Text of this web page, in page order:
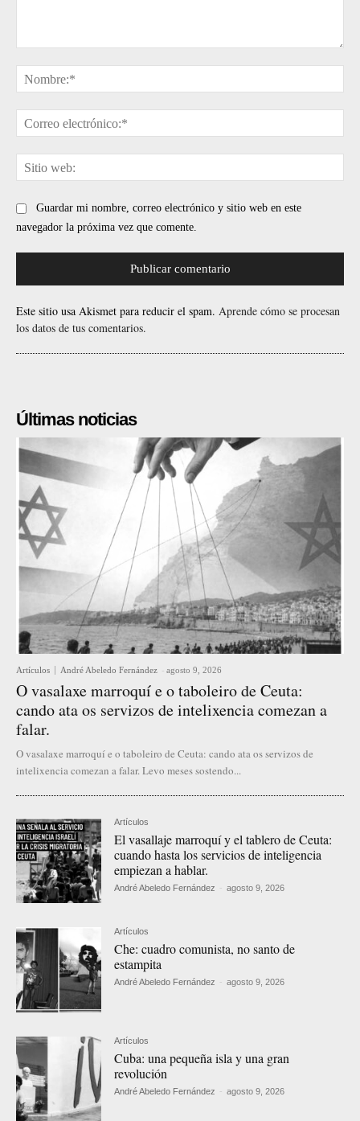
Guardar mi nombre, correo electrónico y sitio web en este
navegador la próxima vez que comente.
Este sitio usa Akismet para reducir el spam. Aprende cómo se procesan
los datos de tus comentarios.
Últimas noticias
Artículos André Abeledo Fernández - agosto 9, 2026
O vasalaxe marroquí e o taboleiro de Ceuta:
cando ata os servizos de intelixencia comezan a
falar.
O vasalaxe marroquí e o taboleiro de Ceuta: cando ata os servizos de
intelixencia comezan a falar. Levo meses sostendo...
Artículos
El vasallaje marroquí y el tablero de Ceuta:
cuando hasta los servicios de inteligencia
empiezan a hablar.
André Abeledo Fernández - agosto 9, 2026
Artículos
Che: cuadro comunista, no santo de
estampita
André Abeledo Fernández - agosto 9, 2026
Artículos
Cuba: una pequeña isla y una gran
revolución
André Abeledo Fernández - agosto 9, 2026